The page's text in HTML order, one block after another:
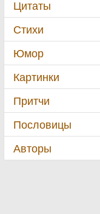
Цитаты
Стихи
Юмор
Картинки
Притчи
Пословицы
Авторы